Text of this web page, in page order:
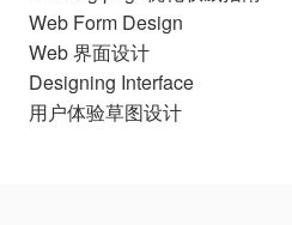
Web Form Design
Web 界面设计
Designing Interface
用户体验草图设计